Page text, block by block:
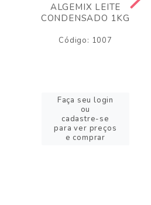
ALGEMIX LEITE
CONDENSADO 1KG
Código: 1007
Faça seu login
ou
cadastre-se
para ver preços
e comprar